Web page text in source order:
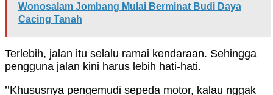
Wonosalam Jombang Mulai Berminat Budi Daya
Cacing Tanah
Terlebih, jalan itu selalu ramai kendaraan. Sehingga
pengguna jalan kini harus lebih hati-hati.
’’Khususnya pengemudi sepeda motor, kalau nggak